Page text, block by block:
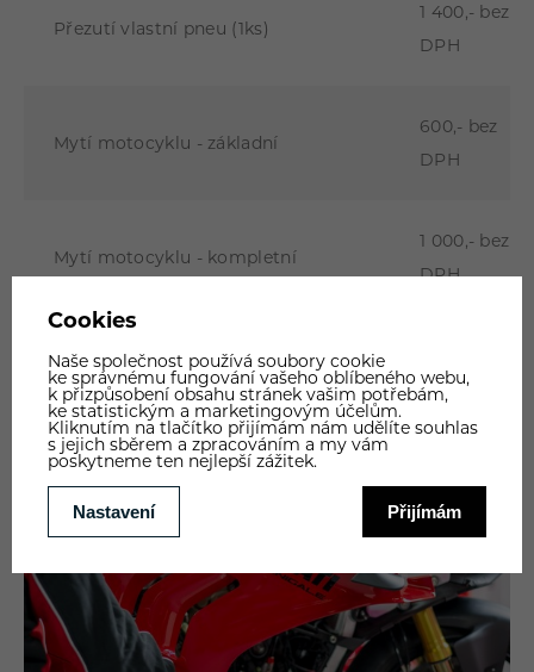
Přezutí vlastní pneu (1ks)
1 400,- bez
DPH
Mytí motocyklu - základní
600,- bez
DPH
Mytí motocyklu - kompletní
1 000,- bez
DPH